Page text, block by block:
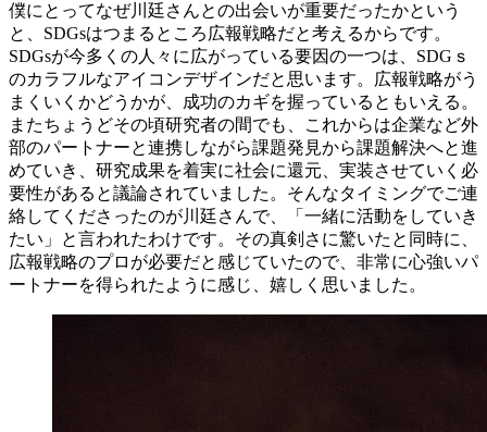
僕にとってなぜ川廷さんとの出会いが重要だったかという
と、SDGsはつまるところ広報戦略だと考えるからです。
SDGsが今多くの人々に広がっている要因の一つは、SDGｓ
のカラフルなアイコンデザインだと思います。広報戦略がう
まくいくかどうかが、成功のカギを握っているともいえる。
またちょうどその頃研究者の間でも、これからは企業など外
部のパートナーと連携しながら課題発見から課題解決へと進
めていき、研究成果を着実に社会に還元、実装させていく必
要性があると議論されていました。そんなタイミングでご連
絡してくださったのが川廷さんで、「一緒に活動をしていき
たい」と言われたわけです。その真剣さに驚いたと同時に、
広報戦略のプロが必要だと感じていたので、非常に心強いパ
ートナーを得られたように感じ、嬉しく思いました。